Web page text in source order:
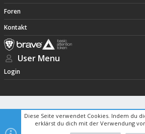
Foren
Kontakt
User Menu
Login
Diese Seite verwendet Cookies. Indem du
erklärst du dich mit der Verwendung